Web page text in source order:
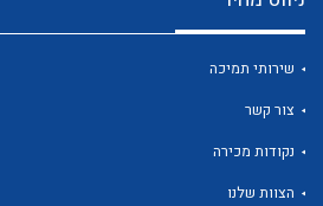
לכל מוצרי היצרן
שירותי תמיכה
צור קשר
נקודות מכירה
הצוות שלנו